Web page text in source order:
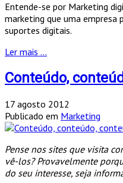
Entende-se por Marketing
marketing que uma
suportes digitais.
Ler mais ...
Conteúdo,
17 agosto 2012
Publicado em Marketing
Pense nos sites que visita
vê-los? Provavelmente
do seu interesse, seja